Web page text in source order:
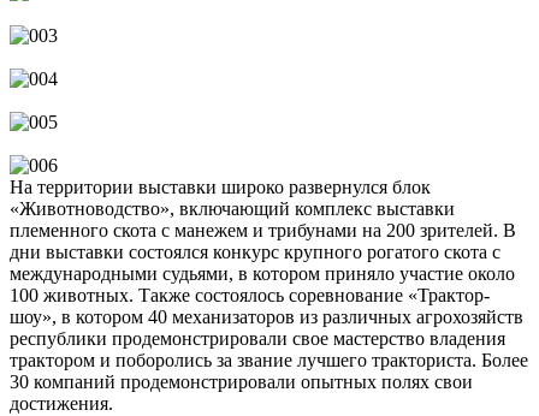
На территории выставки широко развернулся блок
«Животноводство», включающий комплекс выставки
племенного скота с манежем и трибунами на 200 зрителей. В
дни выставки состоялся конкурс крупного рогатого скота с
международными судьями, в котором приняло участие около
100 животных. Также состоялось соревнование «Трактор-
шоу», в котором 40 механизаторов из различных агрохозяйств
республики продемонстрировали свое мастерство владения
трактором и поборолись за звание лучшего тракториста. Более
30 компаний продемонстрировали опытных полях свои
достижения.